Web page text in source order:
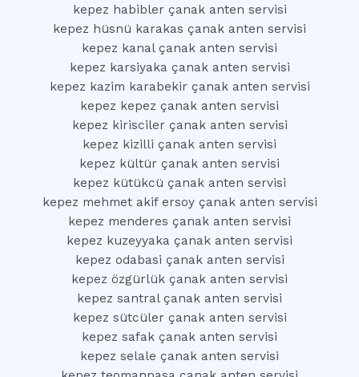
kepez habibler çanak anten servisi
kepez hüsnü karakas çanak anten servisi
kepez kanal çanak anten servisi
kepez karsiyaka çanak anten servisi
kepez kazim karabekir çanak anten servisi
kepez kepez çanak anten servisi
kepez kirisciler çanak anten servisi
kepez kizilli çanak anten servisi
kepez kültür çanak anten servisi
kepez kütükcü çanak anten servisi
kepez mehmet akif ersoy çanak anten servisi
kepez menderes çanak anten servisi
kepez kuzeyyaka çanak anten servisi
kepez odabasi çanak anten servisi
kepez özgürlük çanak anten servisi
kepez santral çanak anten servisi
kepez sütcüler çanak anten servisi
kepez safak çanak anten servisi
kepez selale çanak anten servisi